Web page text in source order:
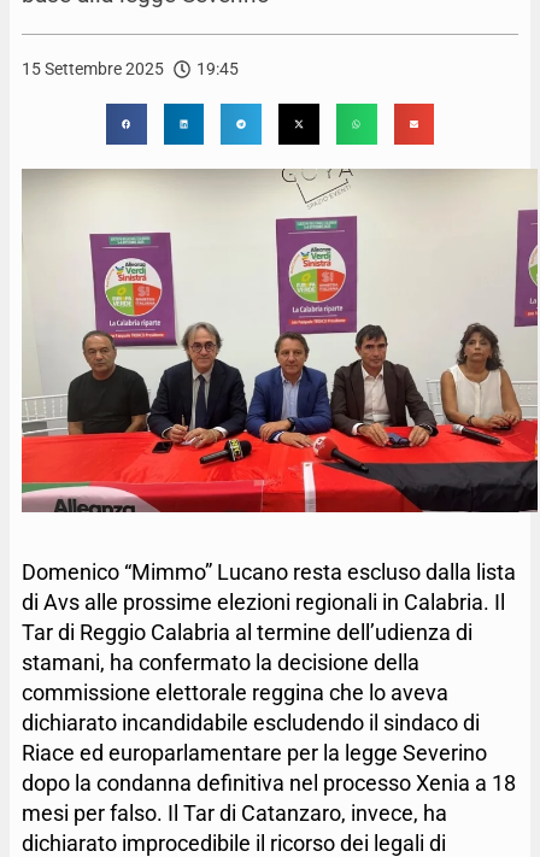
15 Settembre 2025 19:45
Domenico “Mimmo” Lucano resta escluso dalla lista
di Avs alle prossime elezioni regionali in Calabria. Il
Tar di Reggio Calabria al termine dell’udienza di
stamani, ha confermato la decisione della
commissione elettorale reggina che lo aveva
dichiarato incandidabile escludendo il sindaco di
Riace ed europarlamentare per la legge Severino
dopo la condanna definitiva nel processo Xenia a 18
mesi per falso. Il Tar di Catanzaro, invece, ha
dichiarato improcedibile il ricorso dei legali di